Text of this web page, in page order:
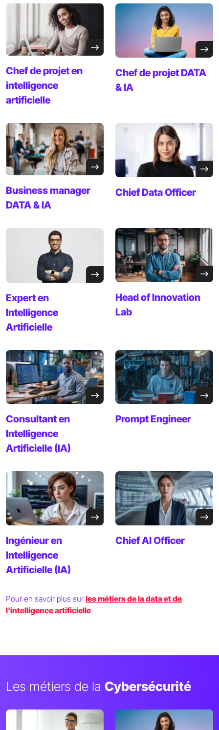
Chef de projet en
intelligence
artificielle
Chef de projetDATA
& IA
Business manager
DATA & IA
ChiefData Officer
Expert en
Intelligence
Artificielle
Head of Innovation
Lab
Consultant en
Intelligence
Artificielle (IA)
PromptEngineer
Ingénieur en
Intelligence
Artificielle (IA)
Chief AIOfficer
Pour en savoir plus sur les métiers de la data et de
l'intelligence artificielle.
Les métiers de la Cybersécurité